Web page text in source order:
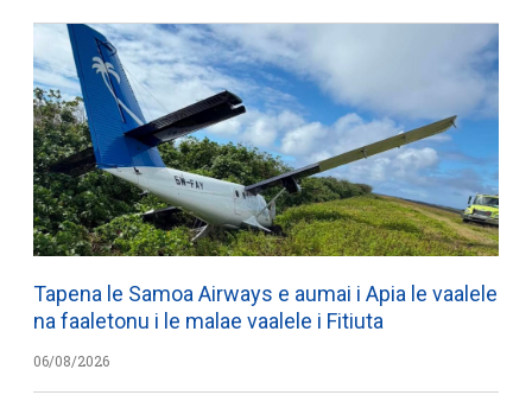
Tapena le Samoa Airways e aumai i Apia le vaalele
na faaletonu i le malae vaalele i Fitiuta
06/08/2026